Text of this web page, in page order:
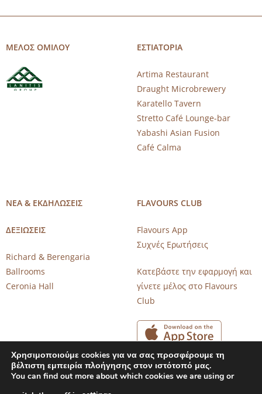
ΜΕΛΟΣ ΟΜΙΛΟΥ ΕΣΤΙΑΤΟΡΙΑ
Artima Restaurant
Draught Microbrewery
Karatello Tavern
Stretto Café Lounge-bar
Yabashi Asian Fusion
Café Calma
ΝΕΑ & ΕΚΔΗΛΩΣΕΙΣ
ΔΕΞΙΩΣΕΙΣ
Richard & Berengaria
Ballrooms
Ceronia Hall
FLAVOURS CLUB
Flavours App
Συχνές Ερωτήσεις
Κατεβάστε την εφαρμογή και
γίνετε μέλος στο Flavours
Club
Χρησιμοποιούμε cookies για να σας προσφέρουμε τη
βέλτιστη εμπειρία πλοήγησης στον ιστότοπό μας.
You can find out more about which cookies we are using or